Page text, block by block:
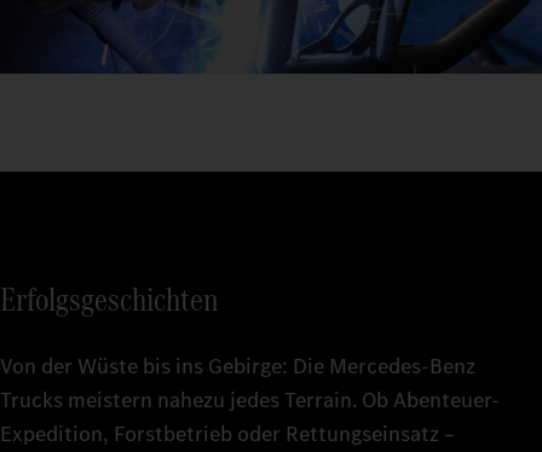
Erfolgsgeschichten
Von der Wüste bis ins Gebirge: Die Mercedes‑Benz
Trucks meistern nahezu jedes Terrain. Ob Abenteuer-
Expedition, Forstbetrieb oder Rettungseinsatz –